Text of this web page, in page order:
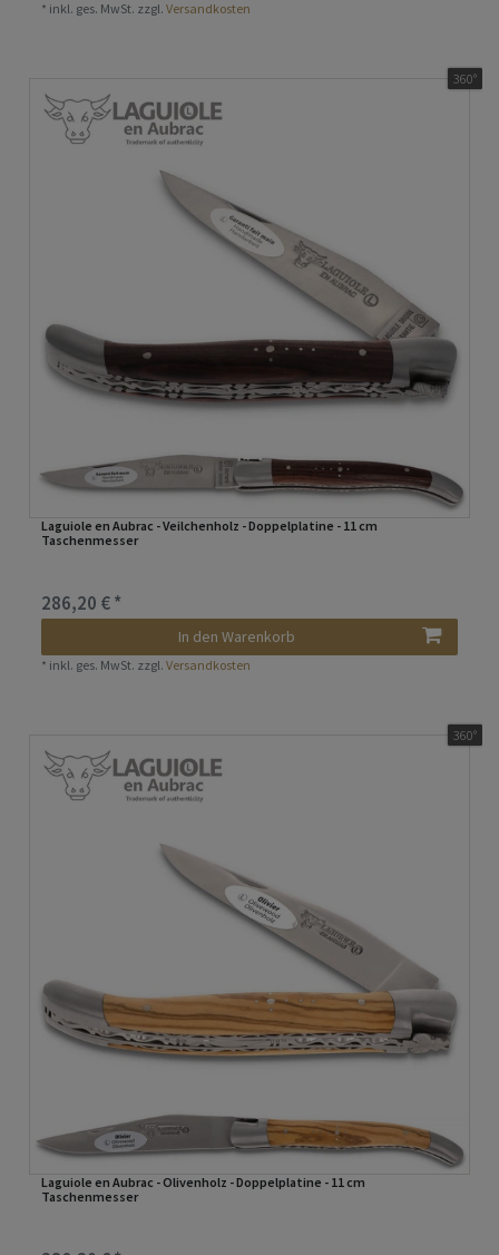
* inkl. ges. MwSt. zzgl.Versandkosten
Laguiole en Aubrac - Veilchenholz - Doppelplatine - 11 cm
Taschenmesser
286,20 € *
360°
In den Warenkorb
* inkl. ges. MwSt. zzgl.Versandkosten
Laguiole en Aubrac - Olivenholz - Doppelplatine - 11 cm
Taschenmesser
360°